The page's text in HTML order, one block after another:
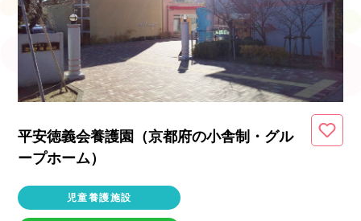
平安徳義会養護園（京都府の小舎制・グル
ープホーム）
児童養護施設